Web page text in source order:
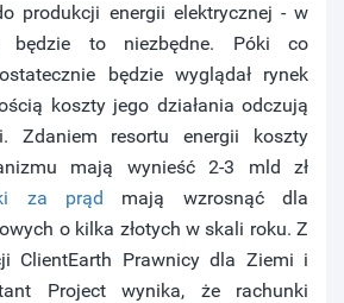
produkcji energii elektrycznej - w
będzie to niezbędne. Póki co
będzie wyglądał rynek
koszty jego działania odczują
Zdaniem resortu energii koszty
mają wynieść 2-3 mld zł
za prąd mają wzrosnąć dla
o kilka złotych w skali roku. Z
ClientEarth Prawnicy dla Ziemi i
Project wynika, że rachunki